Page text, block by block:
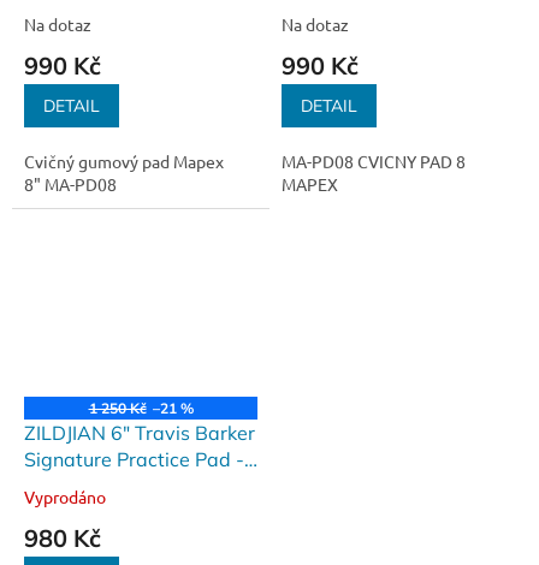
Na dotaz
990 Kč
DETAIL
Cvičný gumový pad Mapex
8" MA-PD08
Na dotaz
990 Kč
DETAIL
MA-PD08 CVICNY PAD 8
MAPEX
1 250 Kč –21 %
ZILDJIAN 6" Travis Barker
Signature Practice Pad -
Tréninkový pad
Vyprodáno
980 Kč